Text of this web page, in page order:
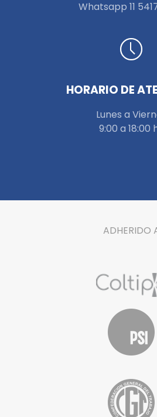
Whatsapp 11
HORARIO DE
Lunes a
9:00 a 18:00
ADHERIDO